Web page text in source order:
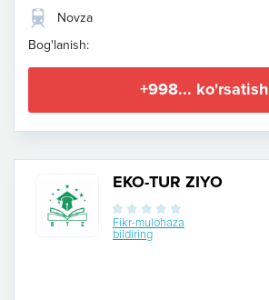
Novza
Bog'lanish:
+998... ko'rsatish
EKO-TUR ZIYO
Fikr-mulohaza
bildiring